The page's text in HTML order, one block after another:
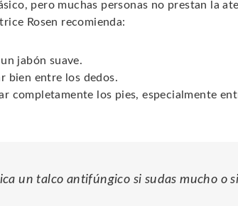
pero muchas personas no prestan la
Rosen recomienda:
jabón suave.
bien entre los dedos.
completamente los pies, especialmente
un talco antifúngico si sudas mucho o